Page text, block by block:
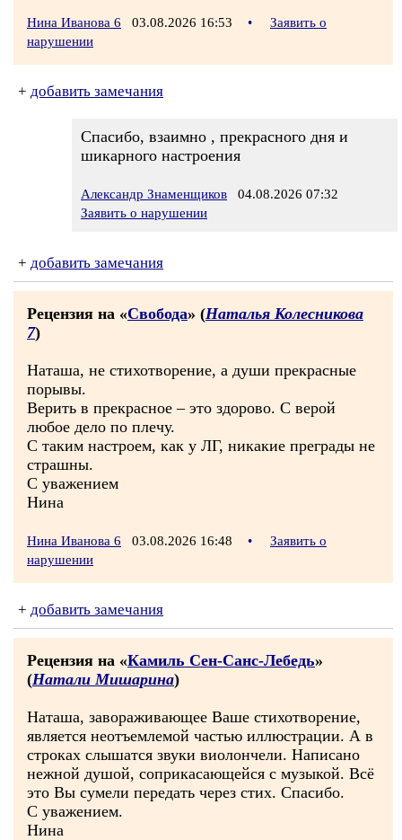
Нина Иванова 6 03.08.2026 16:53 •
Заявить о
нарушении
+ добавить замечания
Спасибо, взаимно , прекрасного дня и
шикарного настроения
Александр Знаменщиков 04.08.2026 07:32
Заявить о нарушении
+ добавить замечания
Рецензия на «Свобода» (Наталья Колесникова
7)
Наташа, не стихотворение, а души прекрасные
порывы.
Верить в прекрасное – это здорово. С верой
любое дело по плечу.
С таким настроем, как у ЛГ, никакие преграды не
страшны.
С уважением
Нина
Нина Иванова 6 03.08.2026 16:48 •
Заявить о
нарушении
+ добавить замечания
Рецензия на «Камиль Сен-Санс-Лебедь»
(Натали Мишарина)
Наташа, завораживающее Ваше стихотворение,
является неотъемлемой частью иллюстрации. А в
строках слышатся звуки виолончели. Написано
нежной душой, соприкасающейся с музыкой. Всё
это Вы сумели передать через стих. Спасибо.
С уважением.
Нина